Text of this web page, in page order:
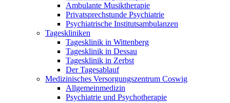
Ambulante Musiktherapie
Privatsprechstunde Psychiatrie
Psychiatrische Institutsambulanzen
Tageskliniken
Tagesklinik in Wittenberg
Tagesklinik in Dessau
Tagesklinik in Zerbst
Der Tagesablauf
Medizinisches Versorgungszentrum Coswig
Allgemeinmedizin
Psychiatrie und Psychotherapie